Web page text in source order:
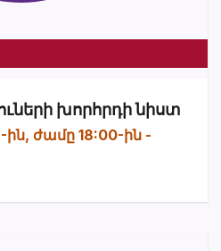
խորհրդի նիստ
ին, ժամը 18:00-ին -